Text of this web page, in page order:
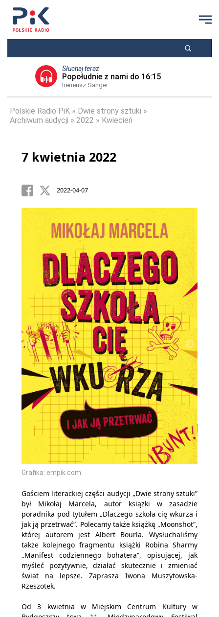
Słuchaj teraz
Popołudnie z nami do 16:15
Ireneusz Sanger
Polskie Radio PiK
Dwie strony sztuki
Archiwum audycji
2022 Kwiecień
7 kwietnia 2022
2022-04-07
Grafika: empik.com
Gościem literackiej części audycji „Dwie strony sztuki”
był Mikołaj Marcela, autor książki w zasadzie
poradnika pod tytułem „Dlaczego szkoła cię wkurza i
jak ją przetrwać”. Polecamy także książkę „Moonshot”,
której autorem jest Albert Bourla. Wysłuchaliśmy
także kolejnego fragmentu książki Robina Sharmy
„Manifest codziennego bohatera”, opisującej, jak
myśleć pozytywnie, działać skutecznie i zmieniać
świat na lepsze. Zaprasza Iwona Muszytowska-
Rzeszotek.
Od 3 kwietnia w Miejskim Centrum Kultury w